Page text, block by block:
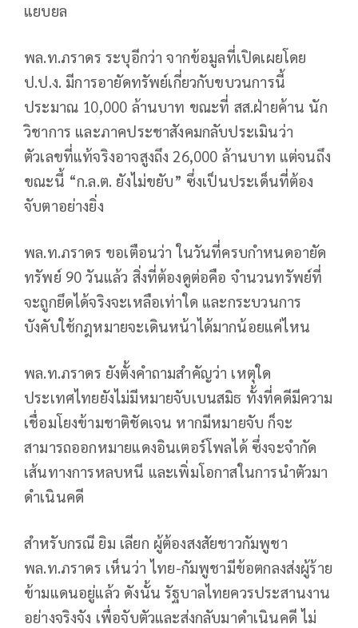
แยบยล
พล.ท.ภราดร ระบุอีกว่า จากข้อมูลที่เปิดเผยโดย
ป.ป.ง. มีการอายัดทรัพย์เกี่ยวกับขบวนการนี้
ประมาณ 10,000 ล้านบาท ขณะที่ สส.ฝ่ายค้าน นัก
วิชาการ และภาคประชาสังคมกลับประเมินว่า
ตัวเลขที่แท้จริงอาจสูงถึง 26,000 ล้านบาท แต่จนถึง
ขณะนี้ “ก.ล.ต. ยังไม่ขยับ” ซึ่งเป็นประเด็นที่ต้อง
จับตาอย่างยิ่ง
พล.ท.ภราดร ขอเตือนว่า ในวันที่ครบกำหนดอายัด
ทรัพย์ 90 วันแล้ว สิ่งที่ต้องดูต่อคือ จำนวนทรัพย์ที่
จะถูกยึดได้จริงจะเหลือเท่าใด และกระบวนการ
บังคับใช้กฎหมายจะเดินหน้าได้มากน้อยแค่ไหน
พล.ท.ภราดร ยังตั้งคำถามสำคัญว่า เหตุใด
ประเทศไทยยังไม่มีหมายจับเบนสมิธ ทั้งที่คดีมีความ
เชื่อมโยงข้ามชาติชัดเจน หากมีหมายจับ ก็จะ
สามารถออกหมายแดงอินเตอร์โพลได้ ซึ่งจะจำกัด
เส้นทางการหลบหนี และเพิ่มโอกาสในการนำตัวมา
ดำเนินคดี
สำหรับกรณี ยิม เลียก ผู้ต้องสงสัยชาวกัมพูชา
พล.ท.ภราดร เห็นว่า ไทย-กัมพูชามีข้อตกลงส่งผู้ร้าย
ข้ามแดนอยู่แล้ว ดังนั้น รัฐบาลไทยควรประสานงาน
อย่างจริงจัง เพื่อจับตัวและส่งกลับมาดำเนินคดี ไม่